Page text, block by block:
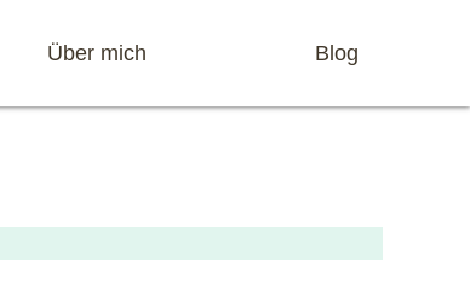
Über mich Blog